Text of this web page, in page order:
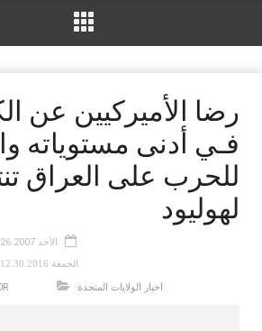
رضا الأميركيين عن
فـي أدنى مستوياته
للحرب على العراق
لهوليود
POSTED: الأحد 08.26.2007 5:58 ص
REVISED: الجمعة 12.30.2016 5:58 ص
اخبار الولايات المتحدة